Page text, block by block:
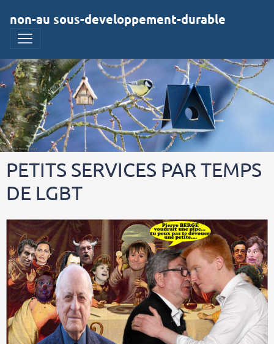
non-au sous-developpement-durable
PETITS SERVICES PAR TEMPS
DE LGBT